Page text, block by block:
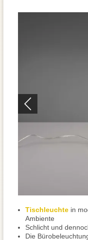
Tischleuchte in
Ambiente
Schlicht und
Die